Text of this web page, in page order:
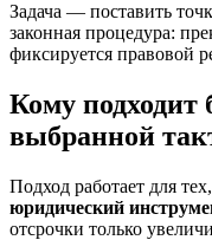
Задача — поставить
законная процедура:
фиксируется правовой
Кому подходит
выбранной
Подход работает для
юридический
отсрочки только